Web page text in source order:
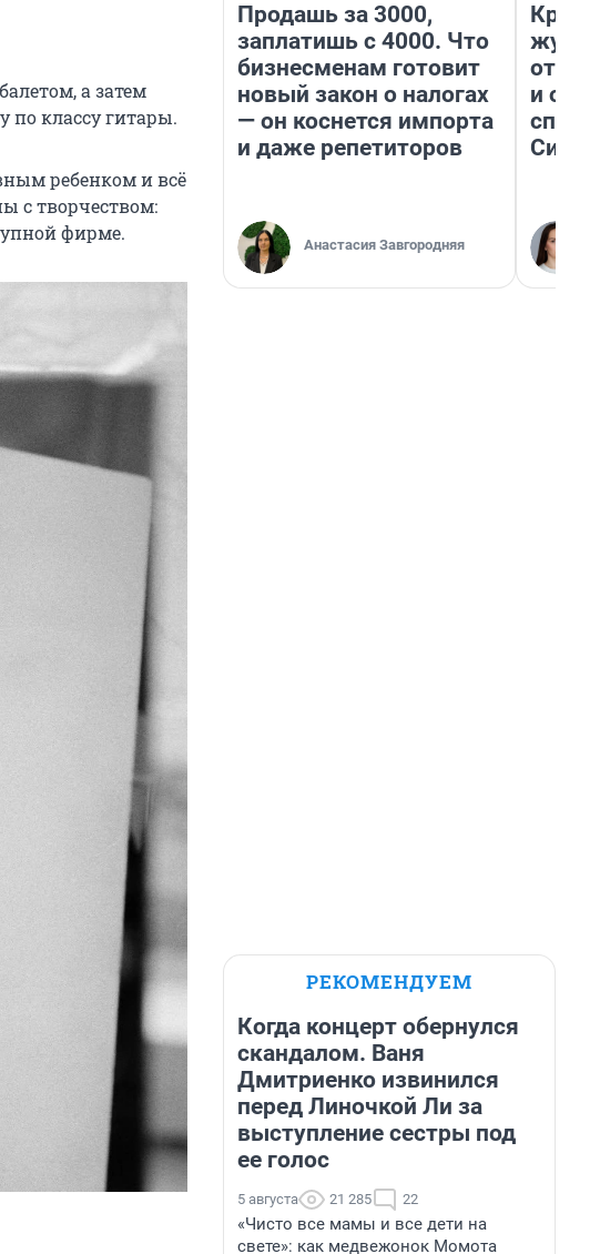
а затем
классу гитары.
ребенком и всё
с творчеством:
фирме.
Продашь за 3000,
заплатишь с 4000. Что
бизнесменам готовит
новый закон о налогах
— он коснется импорта
и даже репетиторов
Анастасия Завгородняя
и
РЕКОМЕНДУЕМ
Когда концерт обернулся
скандалом. Ваня
Дмитриенко извинился
перед Линочкой Ли за
выступление сестры под
ее голос
5 августа 21 285 22
«Чисто все мамы и все дети на
свете»: как медвежонок Момота